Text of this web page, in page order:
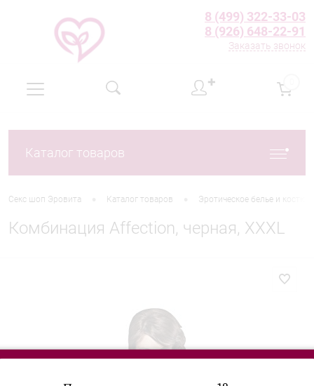
8 (499) 322-33-03
8 (926) 648-22-91
Заказать звонок
✚
Каталог товаров
Секс шоп Эровита Каталог товаров Эротическое белье и
Комбинация Affection, черная, XXXL